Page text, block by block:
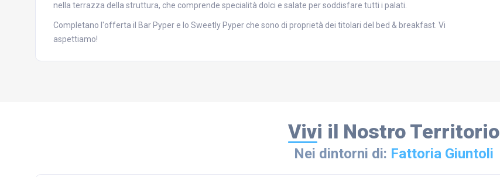
nella terrazza della struttura, che comprende specialità dolci e salate per soddisfare tutti i palati.
Completano l'offerta il Bar Pyper e lo Sweetly Pyper che sono di proprietà dei titolari del bed & breakfast. Vi
aspettiamo!
Vivi il Nostro Territorio
Nei dintorni di: Fattoria Giuntoli